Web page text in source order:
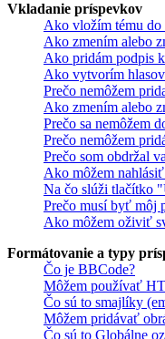
Vkladanie príspevkov
Ako vložím tému do
Ako zmením alebo
Ako pridám podpis
Ako vytvorím
Prečo nemôžem
Ako zmením alebo
Prečo sa nemôžem
Prečo nemôžem
Prečo som obdržal
Ako môžem
Na čo slúži tlačítko
Prečo musí byť môj
Ako môžem oživiť
Formátovanie a typy
Čo je BBCode?
Môžem používať
Čo sú to smajlíky
Môžem pridávať
Čo sú to Globálne